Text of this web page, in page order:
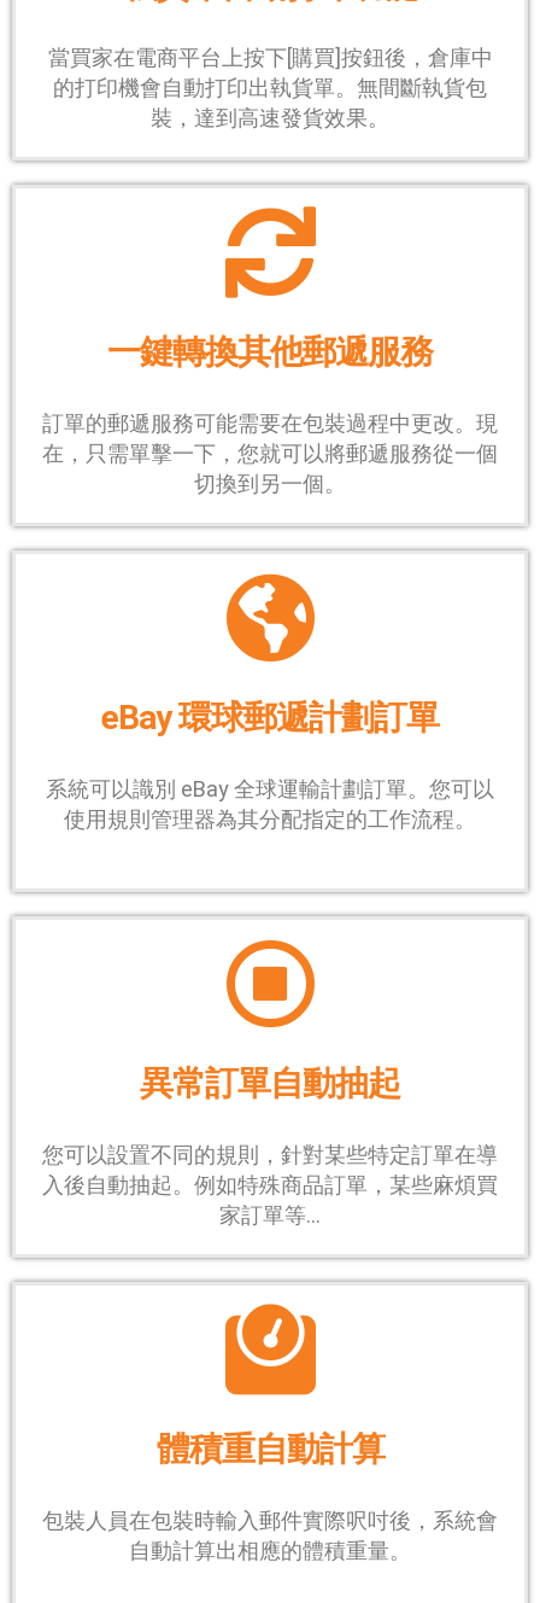
當買家在電商平台上按下[購買]按鈕後，倉庫中
的打印機會自動打印出執貨單。無間斷執貨包
裝，達到高速發貨效果。
一鍵轉換其他郵遞服務
訂單的郵遞服務可能需要在包裝過程中更改。現
在，只需單擊一下，您就可以將郵遞服務從一個
切換到另一個。
eBay 環球郵遞計劃訂單
系統可以識別 eBay 全球運輸計劃訂單。您可以
使用規則管理器為其分配指定的工作流程。
異常訂單自動抽起
您可以設置不同的規則，針對某些特定訂單在導
入後自動抽起。例如特殊商品訂單，某些麻煩買
家訂單等...
體積重自動計算
包裝人員在包裝時輸入郵件實際呎吋後，系統會
自動計算出相應的體積重量。